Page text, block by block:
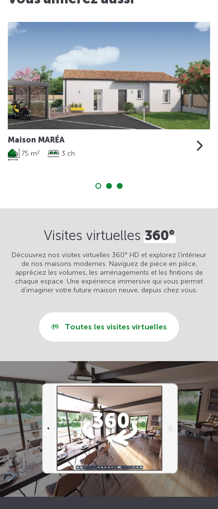
Maison MARÉA
75 m2 3 ch
Visites virtuelles360°
Découvrez nos visites virtuelles 360° HD et explorez l’intérieur
de nos maisons modernes. Naviguez de pièce en pièce,
appréciez les volumes, les aménagements et les finitions de
chaque espace. Une expérience immersive qui vous permet
d’imaginer votre future maison neuve, depuis chez vous.
Toutes les visites virtuelles